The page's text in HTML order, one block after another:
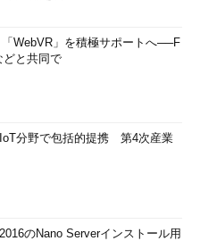
WebVR」を積極サポートへ──F
どと共同で
分野で包括的提携 第4次産業
のNano Serverインストール用